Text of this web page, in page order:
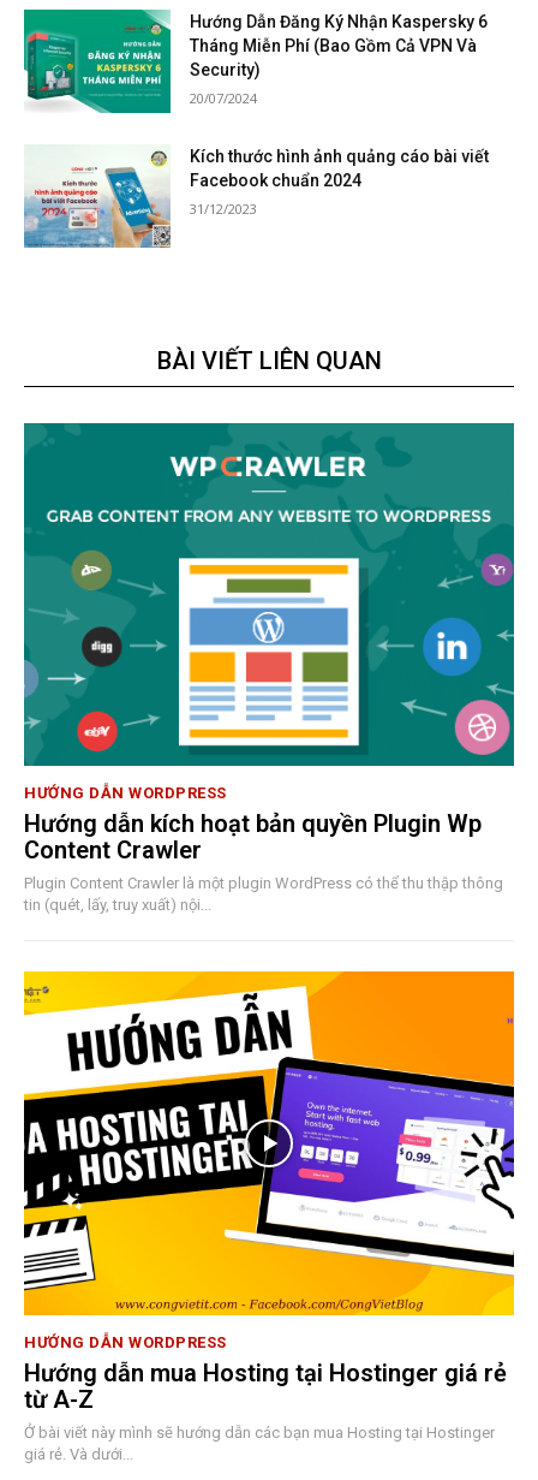
Hướng Dẫn Đăng Ký Nhận Kaspersky 6
Tháng Miễn Phí (Bao Gồm Cả VPN Và
Security)
20/07/2024
Kích thước hình ảnh quảng cáo bài viết
Facebook chuẩn 2024
31/12/2023
BÀI VIẾT LIÊN QUAN
HƯỚNG DẪN WORDPRESS
Hướng dẫn kích hoạt bản quyền Plugin Wp
Content Crawler
Plugin Content Crawler là một plugin WordPress có thể thu thập thông
tin (quét, lấy, truy xuất) nội...
HƯỚNG DẪN WORDPRESS
Hướng dẫn mua Hosting tại Hostinger giá rẻ
từ A-Z
Ở bài viết này mình sẽ hướng dẫn các bạn mua Hosting tại Hostinger
giá rẻ. Và dưới...